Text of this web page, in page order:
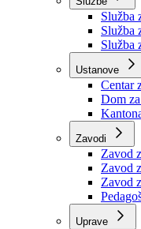
Organizacije
Službe
Služba
Služba
Služba
Ustanove
Centar
Dom za
Zavodi
Zavod
Zavod
Zavod